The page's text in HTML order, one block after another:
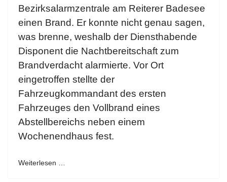
Bezirksalarmzentrale am Reiterer Badesee
einen Brand. Er konnte nicht genau sagen,
was brenne, weshalb der Diensthabende
Disponent die Nachtbereitschaft zum
Brandverdacht alarmierte. Vor Ort
eingetroffen stellte der
Fahrzeugkommandant des ersten
Fahrzeuges den Vollbrand eines
Abstellbereichs neben einem
Wochenendhaus fest.
Weiterlesen …